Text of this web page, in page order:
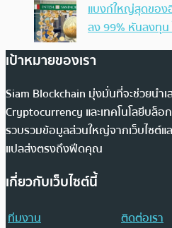
แบงก์ใหญ่สุดของ
ลง 99% หันลงทุน
เป้าหมายของเรา
Siam Blockchain มุ่งมั่นที่จะช่วยนำ
Cryptocurrency และเทคโนโลยีบล็อ
รวบรวมข้อมูลส่วนใหญ่จากเว็บไซต์แ
แปลส่งตรงถึงฟีดคุณ
เกี่ยวกับเว็บไซต์นี้
ทีมงาน
ติดต่อเรา